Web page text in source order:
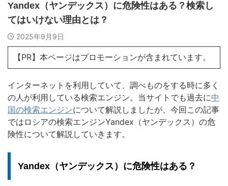
Yandex（ヤンデックス）に危険性はある？検索し
てはいけない理由とは？
2025年9月9日
【PR】本ページはプロモーションが含まれています。
インターネットを利用していて、調べものをする時に多く
の人が利用している検索エンジン。当サイトでも過去に中
国の検索エンジンについて解説しましたが、今回この記事
ではロシアの検索エンジンYandex（ヤンデックス）の危
険性について解説していきます。
Yandex（ヤンデックス）に危険性はある？